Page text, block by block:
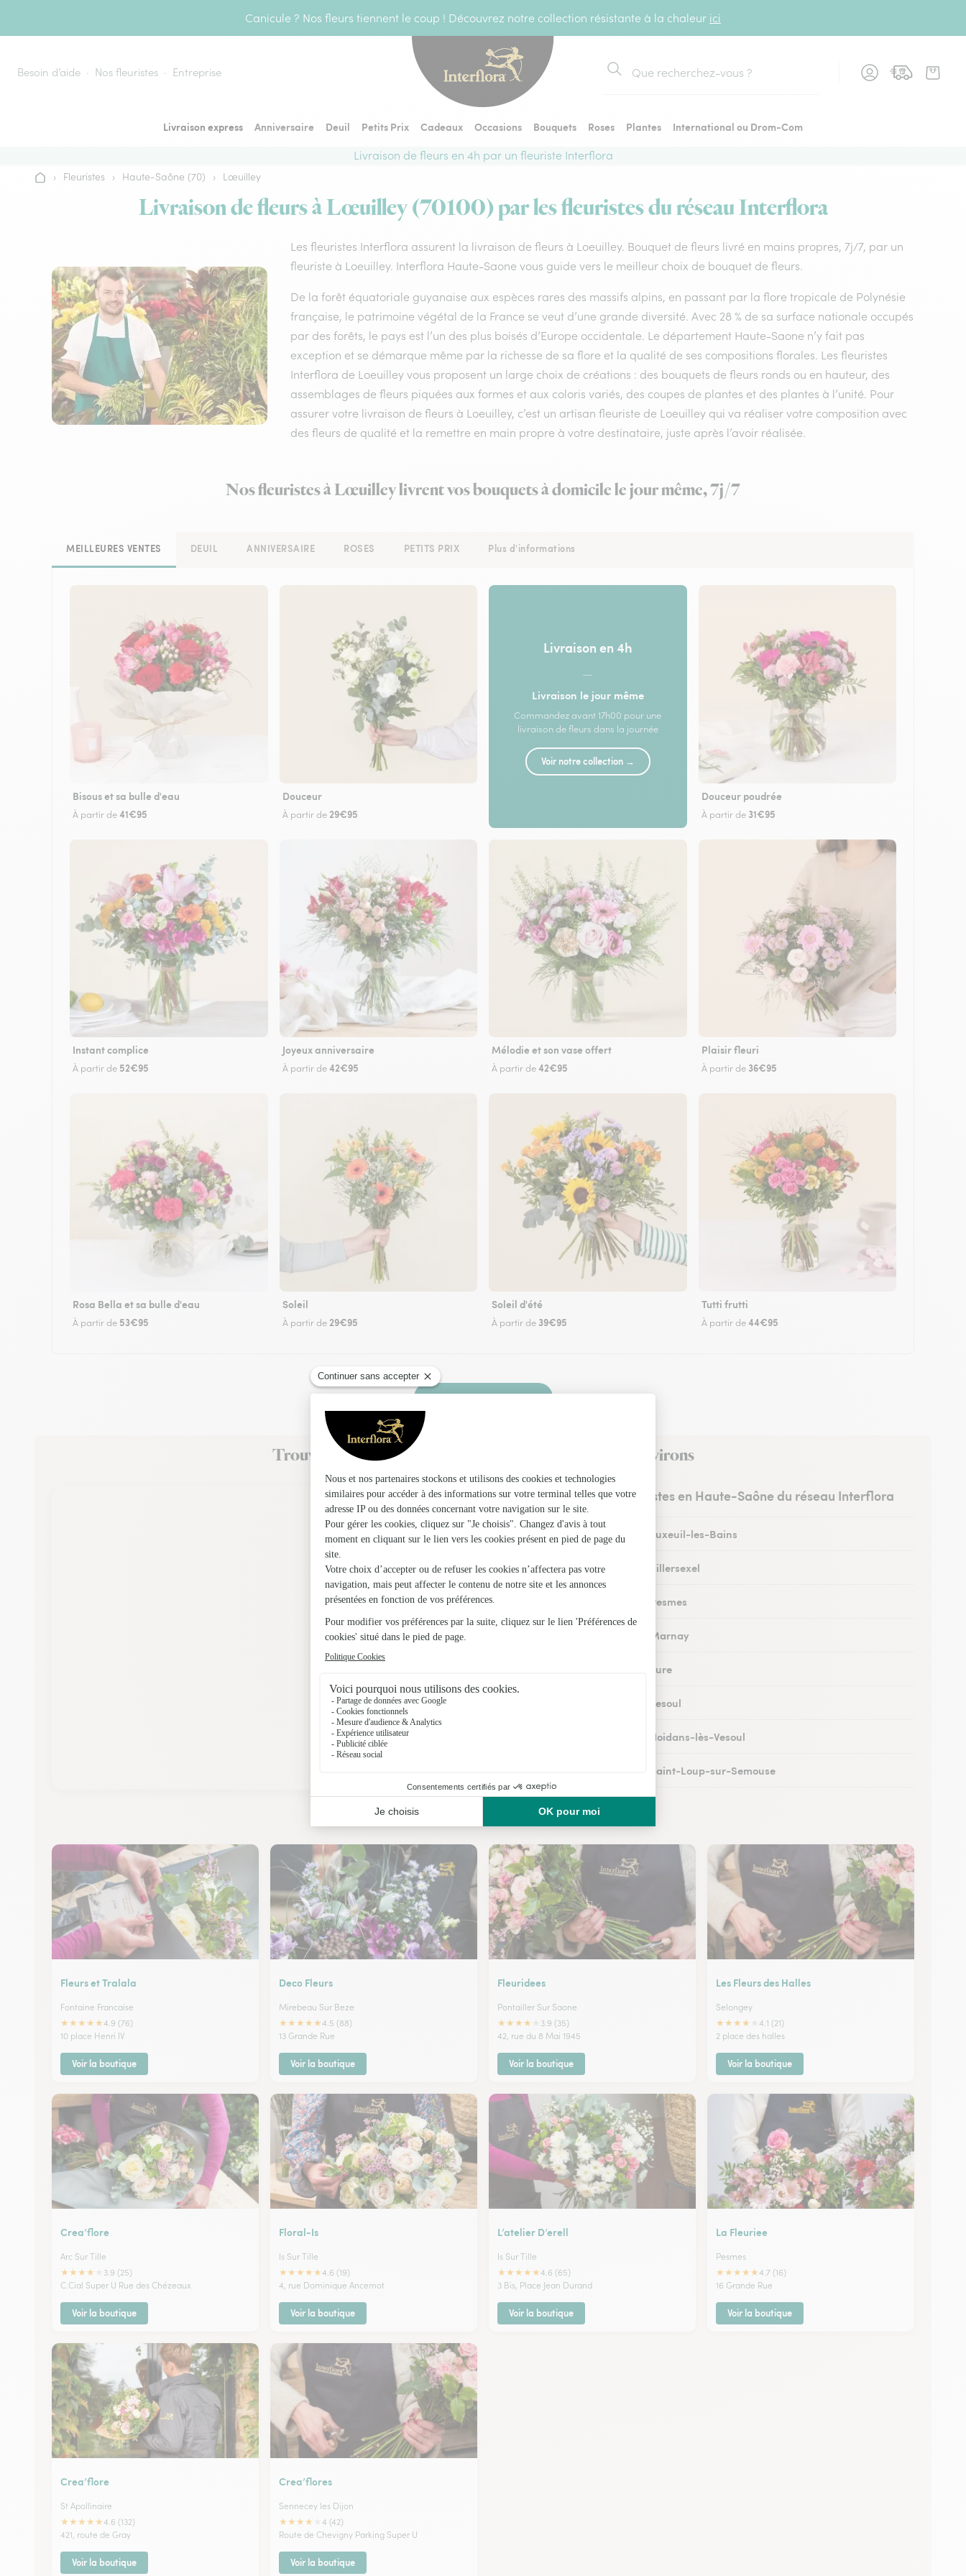
Canicule ? Nos fleurs tiennent le coup ! Découvrez notre collection résistante à la chaleur ici
Besoin d’aide Nos fleuristes Entreprise
Rechercher
Livraison express Anniversaire Deuil Petits Prix Cadeaux Occasions Bouquets Roses Plantes
International ou Drom-Com
Livraison de fleurs en 4h par un fleuriste Interflora
Accueil
› Fleuristes › Haute-Saône (70) › Lœuilley
Livraison de fleurs à Lœuilley (70100) par les fleuristes du réseau Interflora
Les fleuristes Interflora assurent la livraison de fleurs à Loeuilley. Bouquet de fleurs livré en mains propres, 7j/7, par un
fleuriste à Loeuilley. Interflora Haute-Saone vous guide vers le meilleur choix de bouquet de fleurs.
De la forêt équatoriale guyanaise aux espèces rares des massifs alpins, en passant par la flore tropicale de Polynésie
française, le patrimoine végétal de la France se veut d’une grande diversité. Avec 28 % de sa surface nationale occupés
par des forêts, le pays est l’un des plus boisés d’Europe occidentale. Le département Haute-Saone n’y fait pas
exception et se démarque même par la richesse de sa flore et la qualité de ses compositions florales. Les fleuristes
Interflora de Loeuilley vous proposent un large choix de créations : des bouquets de fleurs ronds ou en hauteur, des
assemblages de fleurs piquées aux formes et aux coloris variés, des coupes de plantes et des plantes à l’unité. Pour
assurer votre livraison de fleurs à Loeuilley, c’est un artisan fleuriste de Loeuilley qui va réaliser votre composition avec
des fleurs de qualité et la remettre en main propre à votre destinataire, juste après l’avoir réalisée.
Nos fleuristes à Lœuilley livrent vos bouquets à domicile le jour même, 7j/7
MEILLEURES VENTES DEUIL ANNIVERSAIRE ROSES PETITS PRIX Plus d'informations
Bisous et sa bulle d'eau
À partir de41€95
Douceur
À partir de 29€95
Livraison en 4h
—
Livraison le jour même
Commandez avant 17h00 pour une
livraison de fleurs dans la journée
Voir notre collection →
Douceur poudrée
À partir de 31€95
Instant complice
À partir de 52€95
Joyeux anniversaire
À partir de42€95
Mélodie et son vase offert
À partir de42€95
Plaisir fleuri
À partir de 36€95
Rosa Bella et sa bulle d'eau
À partir de 53€95
Soleil
À partir de 29€95
Soleil d'été
À partir de 39€95
Tutti frutti
À partir de44€95
Faire livrer des fleurs
Trouvez un fleuriste Interflora à Lœuilley et dans ses environs
Les fleuristes en Haute-Saône du réseau Interflora
Fleuristes à Luxeuil-les-Bains
Fleuristes à Villersexel
Fleuristes à Pesmes
Fleuristes à Marnay
Fleuristes à Lure
Fleuristes à Vesoul
Fleuristes à Noidans-lès-Vesoul
Fleuristes à Saint-Loup-sur-Semouse
Nos fleuristes à Lœuilley
Fleurs et Tralala
Fontaine Francaise
★★★★★4.9 (76)
10 place Henri IV
Voir la boutique
Deco Fleurs
Mirebeau Sur Beze
★★★★★4.5 (88)
13 Grande Rue
Voir la boutique
Fleuridees
Pontailler Sur Saone
★★★★
3.9 (35)
42, rue du 8 Mai 1945
Voir la boutique
Les Fleurs des Halles
Selongey
★★★★
4.1 (21)
2 place des halles
Voir la boutique
Crea’flore
Arc Sur Tille
★★★★
3.9 (25)
C.Cial Super U Rue des Chézeaux
Voir la boutique
Floral-Is
Is Sur Tille
★★★★★4.6 (19)
4, rue Dominique Ancemot
Voir la boutique
L’atelier D’erell
Is Sur Tille
★★★★★4.6 (65)
3 Bis, Place Jean Durand
Voir la boutique
La Fleuriee
Pesmes
★★★★★4.7 (16)
16 Grande Rue
Voir la boutique
Crea’flore
St Apollinaire
★★★★★4.6 (132)
421, route de Gray
Voir la boutique
Crea’flores
Sennecey les Dijon
★★★★
4 (42)
Route de Chevigny Parking Super U
Voir la boutique